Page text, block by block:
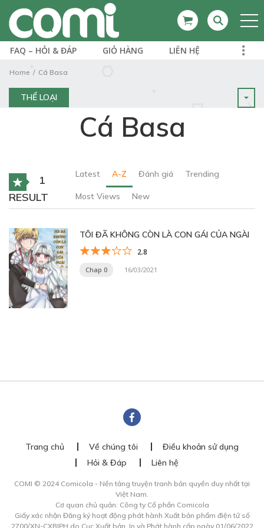
FAQ – HỎI & ĐÁP GIỎ HÀNG LIÊN HỆ
Home Cá Basa
THỂ LOẠI
Cá Basa
1
RESULT
Latest A-Z Đánh giá Trending
Most Views New
TÔI ĐÃ KHÔNG CÒN LÀ CON GÁI CỦA NGÀI
2.8
Chap 0 16/03/2021
Trang chủ Về chúng tôi
Điều khoản sử dụng
Hỏi & Đáp
Liên hệ
COMI © 2024 Comicola - Nền tảng truyện tranh bản quyền duy nhất tại
Việt Nam.
Cơ quan chủ quản: Công ty Cổ phần Comicola
Giấy xác nhận Đăng ký hoạt động phát hành Xuất bản phẩm điện tử số
2700/XN-CXBIPH do Cục Xuất bản, In và Phát hành cấp ngày 01/06/2022